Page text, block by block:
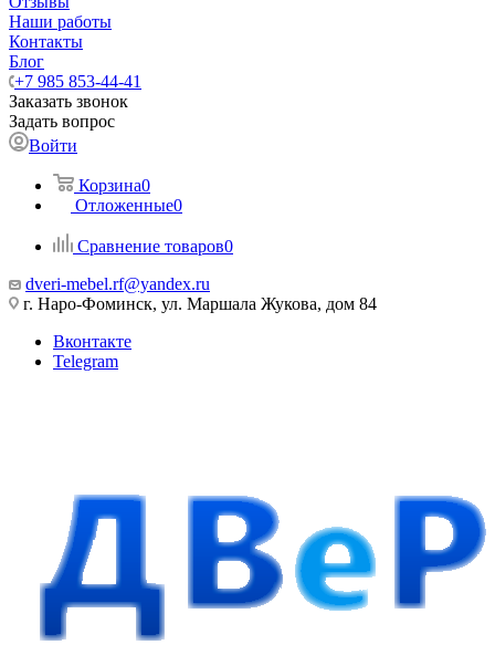
Наши работы
Контакты
Блог
+7 985 853-44-41
Заказать звонок
Задать вопрос
Войти
Корзина0
Отложенные0
Сравнение товаров0
dveri-mebel.rf@yandex.ru
г. Наро-Фоминск, ул. Маршала Жукова, дом 84
Вконтакте
Telegram